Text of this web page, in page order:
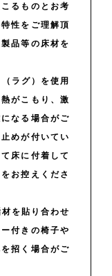
るものとお考
性をご理解頂
品等の床材を
ラグ）を使用
がこもり、激
なる場合がご
めが付いてい
床に付着して
お控えくださ
を貼り合わせ
付きの椅子や
招く場合がご